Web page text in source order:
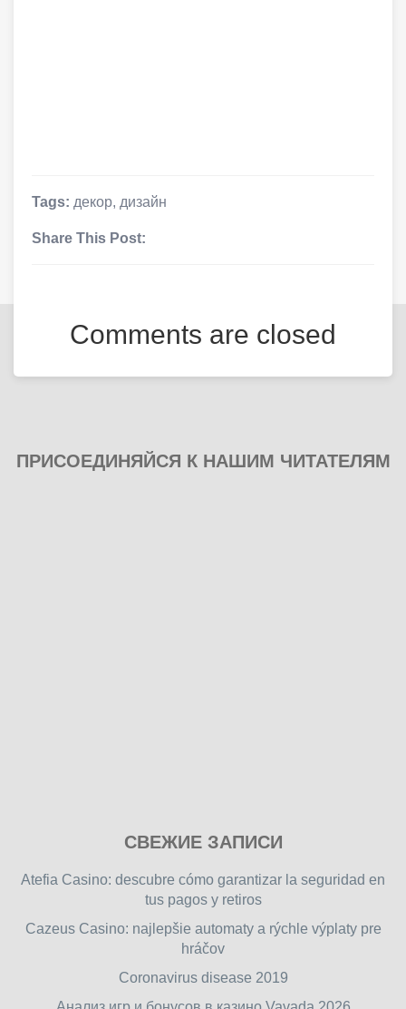
Tags: декор, дизайн
Share This Post:
Comments are closed
ПРИСОЕДИНЯЙСЯ К НАШИМ ЧИТАТЕЛЯМ
free
games
СВЕЖИЕ ЗАПИСИ
Atefia Casino: descubre cómo garantizar la seguridad en
tus pagos y retiros
Cazeus Casino: najlepšie automaty a rýchle výplaty pre
hráčov
Coronavirus disease 2019